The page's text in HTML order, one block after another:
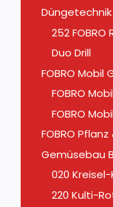
Düngetechnik
252
Duo Drill
FOBRO
FOBRO
FOBRO
FOBRO
Gemüsebau
020 Kreisel-
220 Kulti-